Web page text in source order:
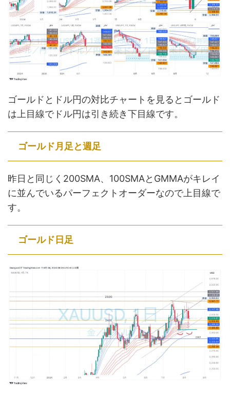
ゴールドとドル円の対比チャートを見るとゴールド
は上目線でドル円は引き続き下目線です。
ゴールド月足と週足
昨日と同じく200SMA、100SMAとGMMAがキレイ
に並んでいるパーフェクトオーダーなので上目線で
す。
ゴールド日足